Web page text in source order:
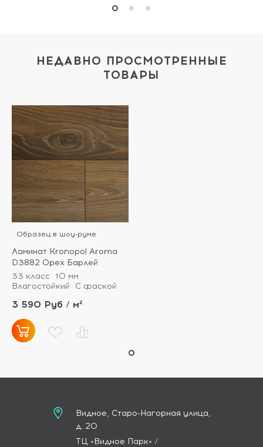
НЕДАВНО ПРОСМОТРЕННЫЕ
ТОВАРЫ
Образец в шоу-руме
Ламинат Kronopol Aroma
D3882 Орех Барлей
33 класс
10 мм
Влагостойкий
С фаской
3 590 Руб / м²
Видное, Старо-Нагорная улица,
д. 20
ТЦ «Видное Парк» /